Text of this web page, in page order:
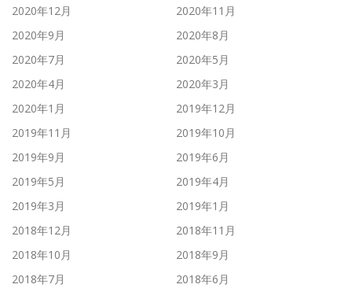
2020年12月
2020年11月
2020年9月
2020年8月
2020年7月
2020年5月
2020年4月
2020年3月
2020年1月
2019年12月
2019年11月
2019年10月
2019年9月
2019年6月
2019年5月
2019年4月
2019年3月
2019年1月
2018年12月
2018年11月
2018年10月
2018年9月
2018年7月
2018年6月